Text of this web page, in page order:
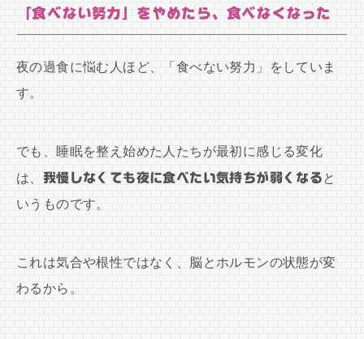
「食べない努力」をやめたら、食べなくなった
夜の過食に悩む人ほど、「食べない努力」をしていま
す。
でも、睡眠を整え始めた人たちが最初に感じる変化
は、 我慢しなくても夜に食べたい気持ちが弱くなると
いうものです。
これは気合や根性ではなく、脳とホルモンの状態が変
わるから。